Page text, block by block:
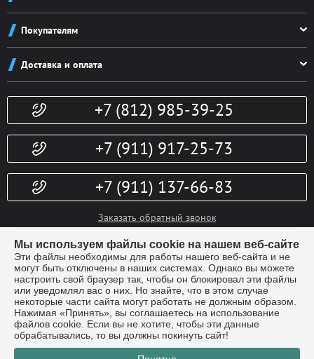
Реквизиты
Новости
Контакты
Покупателям
Система скидок
Конфиденциальность
Гарантии
Доп. услуги
Доставка и оплата
Политика возврата
+7 (812) 985-39-25
+7 (911) 917-25-73
+7 (911) 137-66-83
Заказать обратный звонок
info@kubki-lider.ru
© Компания "Лидер" - производство наградной атрибутики.
права защищены 2026г.
Мы используем файлы cookie на нашем веб-сайте
Эти файлы необходимы для работы нашего веб-сайта и не
могут быть отключены в наших системах. Однако вы можете
настроить свой браузер так, чтобы он блокировал эти файлы
или уведомлял вас о них. Но знайте, что в этом случае
некоторые части сайта могут работать не должным образом.
Нажимая «Принять», вы соглашаетесь на использование
файлов cookie. Если вы не хотите, чтобы эти данные
обрабатывались, то вы должны покинуть сайт!